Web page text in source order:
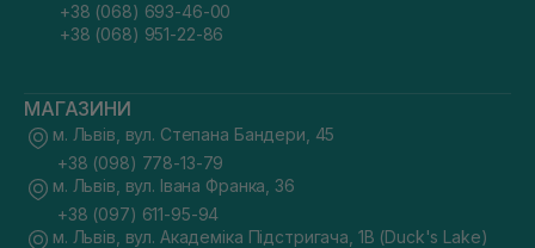
+38 (068) 693-46-00
+38 (068) 951-22-86
МАГАЗИНИ
м. Львів, вул. Степана Бандери, 45
+38 (098) 778-13-79
м. Львів, вул. Івана Франка, 36
+38 (097) 611-95-94
м. Львів, вул. Академіка Підстригача, 1В (Duck's Lake)